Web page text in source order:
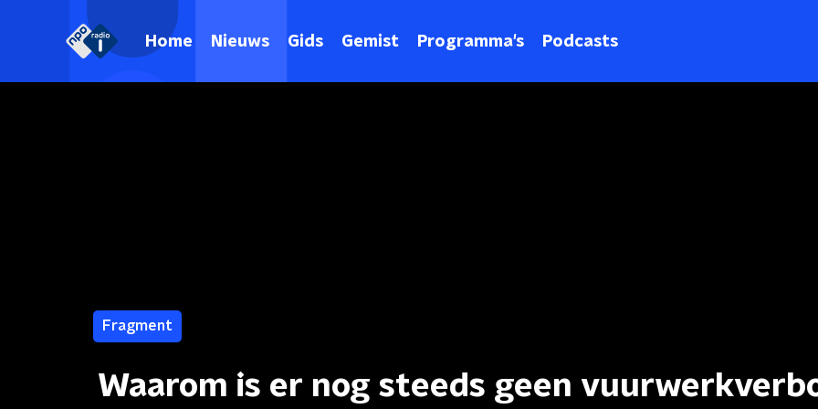
Home Nieuws Gids Gemist Programma's Podcasts
Fragment
Waarom is er nog steeds geen